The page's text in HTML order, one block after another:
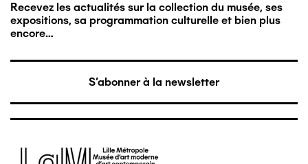
Recevez les actualités sur la collection du musée, ses
expositions, sa programmation culturelle et bien plus
encore…
S'abonner à la newsletter
Image